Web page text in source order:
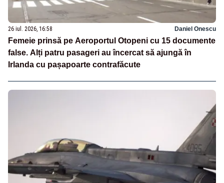
26 iul. 2026, 16:58 Daniel Onescu
Femeie prinsă pe Aeroportul Otopeni cu 15 documente
false. Alți patru pasageri au încercat să ajungă în
Irlanda cu pașapoarte contrafăcute